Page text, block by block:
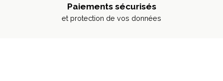
Paiements sécurisés
et protection de vos données